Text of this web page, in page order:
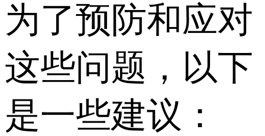
为了预防和应对
这些问题，以下
是一些建议：